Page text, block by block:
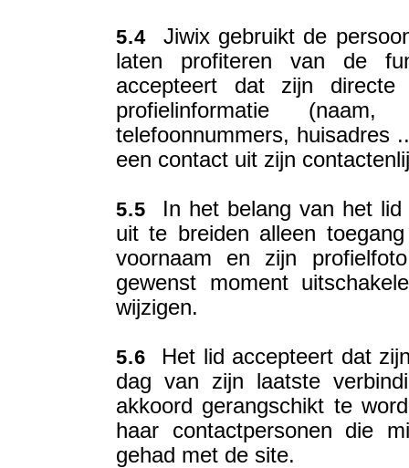
5.4 Jiwix gebruikt de
laten profiteren van de
accepteert dat zijn
profielinformatie
telefoonnummers, huisadres
een contact uit zijn
5.5 In het belang van het lid
uit te breiden alleen
voornaam en zijn
gewenst moment
wijzigen.
5.6 Het lid accepteert dat
dag van zijn laatste
akkoord gerangschikt te
haar contactpersonen die
gehad met de site.